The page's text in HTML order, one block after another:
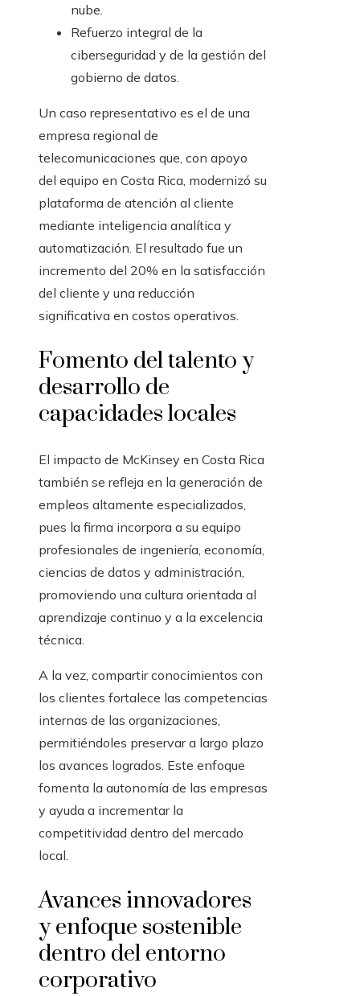
nube.
Refuerzo integral de la
ciberseguridad y de la gestión del
gobierno de datos.
Un caso representativo es el de una
empresa regional de
telecomunicaciones que, con apoyo
del equipo en Costa Rica, modernizó su
plataforma de atención al cliente
mediante inteligencia analítica y
automatización. El resultado fue un
incremento del 20% en la satisfacción
del cliente y una reducción
significativa en costos operativos.
Fomento del talento y
desarrollo de
capacidades locales
El impacto de McKinsey en Costa Rica
también se refleja en la generación de
empleos altamente especializados,
pues la firma incorpora a su equipo
profesionales de ingeniería, economía,
ciencias de datos y administración,
promoviendo una cultura orientada al
aprendizaje continuo y a la excelencia
técnica.
A la vez, compartir conocimientos con
los clientes fortalece las competencias
internas de las organizaciones,
permitiéndoles preservar a largo plazo
los avances logrados. Este enfoque
fomenta la autonomía de las empresas
y ayuda a incrementar la
competitividad dentro del mercado
local.
Avances innovadores
y enfoque sostenible
dentro del entorno
corporativo